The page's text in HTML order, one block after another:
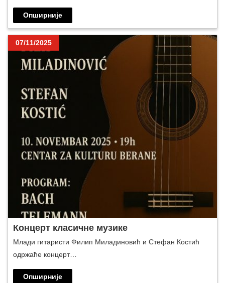
Опширније
07/11/2025
Концерт класичне музике
Млади гитаристи Филип Миладиновић и Стефан Костић
одржаће концерт…
Опширније